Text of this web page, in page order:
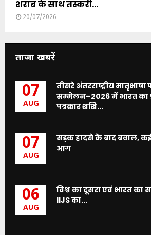
शराब के साथ तस्करी...
20/07/2026
ताजा खबरें
07
AUG
तीसरे अंतरराष्ट्रीय मातृभाषा
सम्मेलन–2026 में भारत का
पत्रकार शशि...
07
AUG
सड़क हादसे के बाद बवाल,
आग
06
AUG
विश्व का दूसरा एवं भारत का
IIJS का...